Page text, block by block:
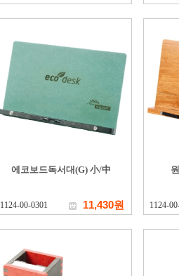
에코보드독서대(G) 小/中
1124-00-0301 11,430원 1124-